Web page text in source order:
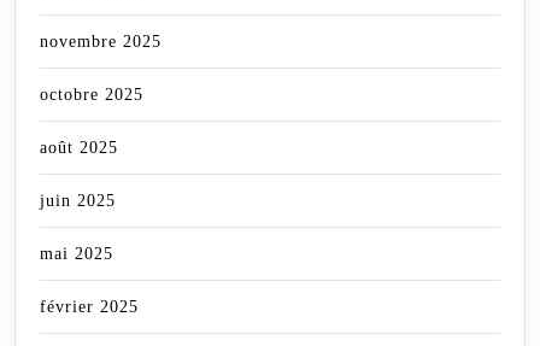
novembre 2025
octobre 2025
août 2025
juin 2025
mai 2025
février 2025